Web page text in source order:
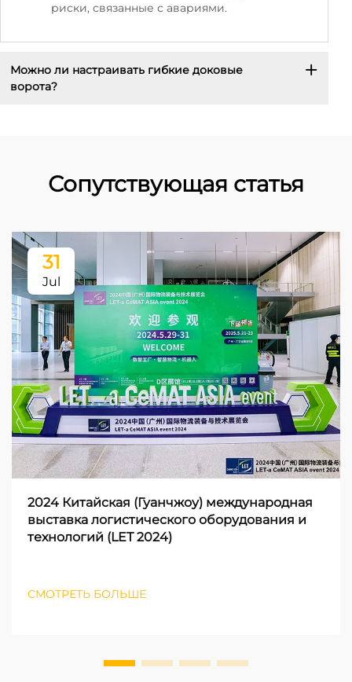
риски, связанные с авариями.
Можно ли настраивать гибкие доковые
ворота?
Сопутствующая статья
31
Jul
2024 Китайская (Гуанчжоу) международная
выставка логистического оборудования и
технологий (LET 2024)
СМОТРЕТЬ БОЛЬШЕ